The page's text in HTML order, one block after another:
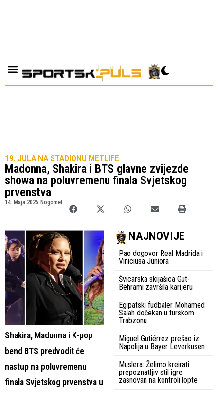
19. JULA NA STADIONU METLIFE
Madonna, Shakira i BTS glavne zvijezde
showa na poluvremenu finala Svjetskog
prvenstva
14. Maja 2026. Nogomet
Shakira, Madonna i K-pop
bend BTS predvodit će
nastup na poluvremenu
finala Svjetskog prvenstva u
NAJNOVIJE
Pao dogovor Real Madrida i
Viniciusa Juniora
Švicarska skijašica Gut-
Behrami završila karijeru
Egipatski fudbaler Mohamed
Salah dočekan u turskom
Trabzonu
Miguel Gutiérrez prešao iz
Napolija u Bayer Leverkusen
Muslera: Želimo kreirati
prepoznatljiv stil igre
zasnovan na kontroli lopte